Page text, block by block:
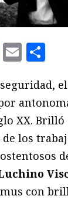
Email
XX. Brilló
los
con